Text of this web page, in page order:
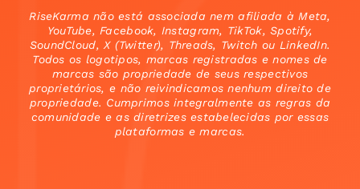
RiseKarma não está associada nem afiliada à Meta,
YouTube, Facebook, Instagram, TikTok, Spotify,
SoundCloud, X (Twitter), Threads, Twitch ou LinkedIn.
Todos os logotipos, marcas registradas e nomes de
marcas são propriedade de seus respectivos
proprietários, e não reivindicamos nenhum direito de
propriedade. Cumprimos integralmente as regras da
comunidade e as diretrizes estabelecidas por essas
plataformas e marcas.